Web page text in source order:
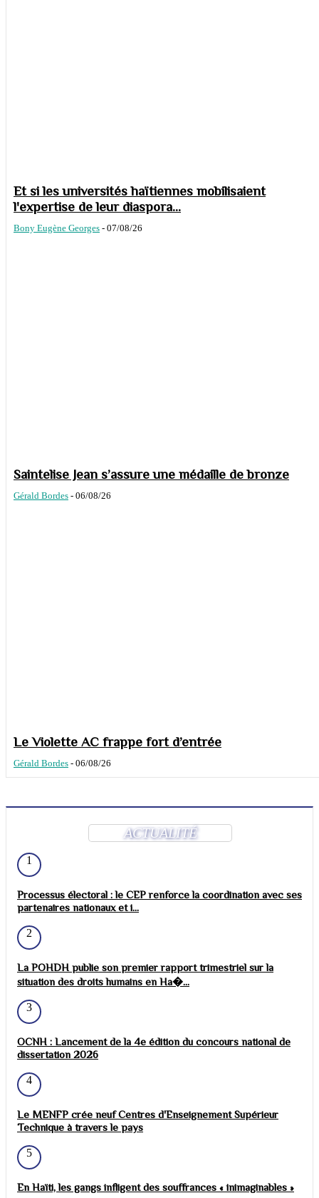
Et si les universités haïtiennes mobilisaient
l'expertise de leur diaspora...
Bony Eugène Georges - 07/08/26
Saintelise Jean s’assure une médaille de bronze
Gérald Bordes - 06/08/26
Le Violette AC frappe fort d’entrée
Gérald Bordes - 06/08/26
ACTUALITÉ
1
Processus électoral : le CEP renforce la coordination avec ses
partenaires nationaux et i...
2
La POHDH publie son premier rapport trimestriel sur la
situation des droits humains en Ha�...
3
OCNH : Lancement de la 4e édition du concours national de
dissertation 2026
4
Le MENFP crée neuf Centres d'Enseignement Supérieur
Technique à travers le pays
5
En Haïti, les gangs infligent des souffrances « inimaginables »